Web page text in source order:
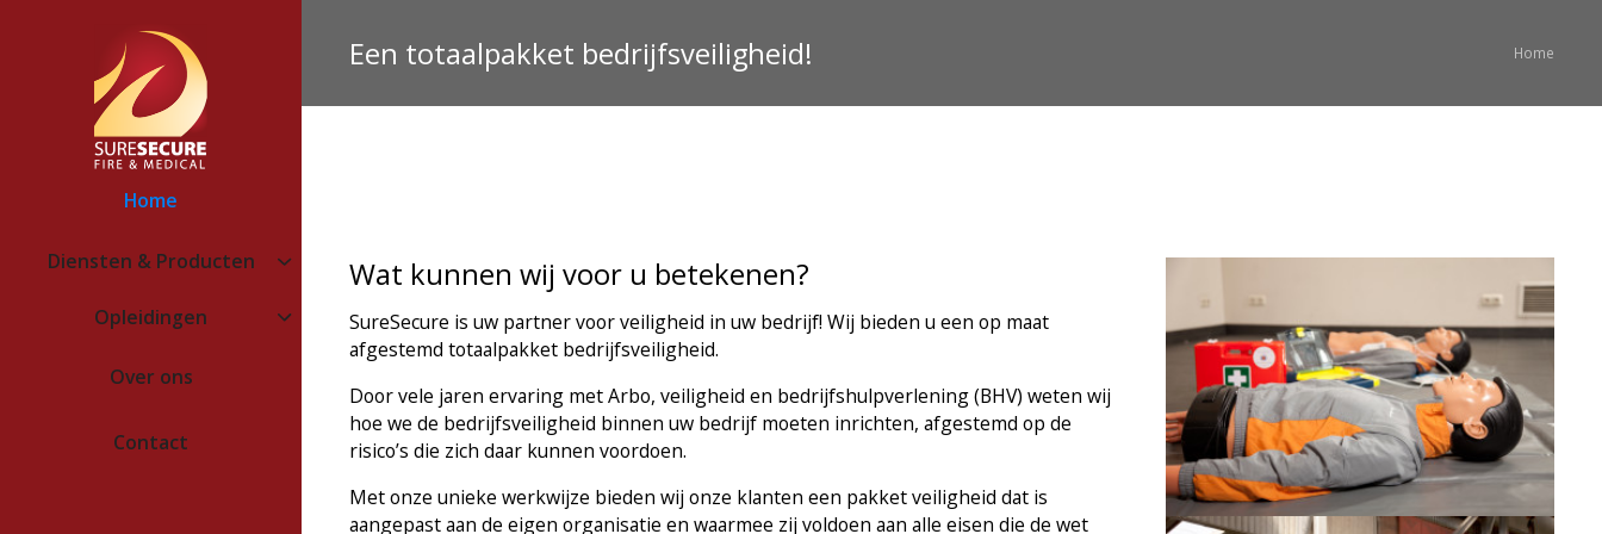
Home
Diensten & Producten
Opleidingen
Over ons
Contact
Een totaalpakket bedrijfsveiligheid! Home
Wat kunnen wij voor u betekenen?
SureSecure is uw partner voor veiligheid in uw bedrijf! Wij bieden u een op maat
afgestemd totaalpakket bedrijfsveiligheid.
Door vele jaren ervaring met Arbo, veiligheid en bedrijfshulpverlening (BHV) weten wij
hoe we de bedrijfsveiligheid binnen uw bedrijf moeten inrichten, afgestemd op de
risico’s die zich daar kunnen voordoen.
Met onze unieke werkwijze bieden wij onze klanten een pakket veiligheid dat is
aangepast aan de eigen organisatie en waarmee zij voldoen aan alle eisen die de wet